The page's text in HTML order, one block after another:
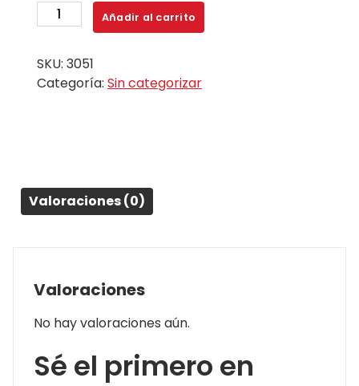
SILICON
REDMI
cantidad
Añadir al carrito
SKU: 3051
Categoría: Sin categorizar
Valoraciones (0)
Valoraciones
No hay valoraciones aún.
Sé el primero en